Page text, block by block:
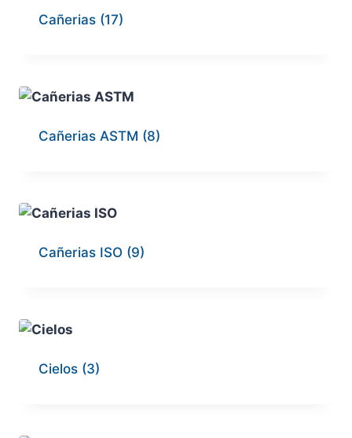
Cañerias (17)
Cañerias ASTM (8)
Cañerias ISO (9)
Cielos (3)